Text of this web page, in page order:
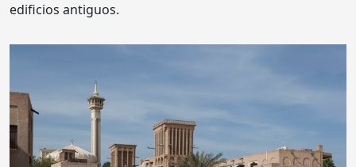
edificios antiguos.